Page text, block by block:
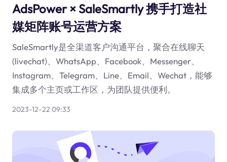
AdsPower × SaleSmartly 携手打造社
媒矩阵账号运营方案
SaleSmartly是全渠道客户沟通平台，聚合在线聊天
(livechat)、WhatsApp、Facebook、Messenger、
Instagram、Telegram、Line、Email、Wechat，能够
集成多个主页或工作区，为团队提供便利。
2023-12-22 09:33